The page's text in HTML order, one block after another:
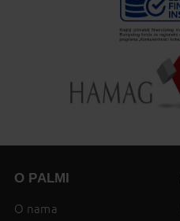
O PALMI
O nama